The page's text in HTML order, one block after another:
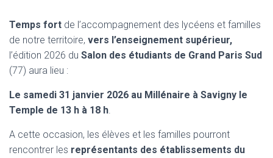
Temps fort de l’accompagnement des lycéens et familles
de notre territoire, vers l’enseignement supérieur,
l’édition 2026 du Salon des étudiants de Grand Paris Sud
(77) aura lieu :
Le samedi 31 janvier 2026 au Millénaire à Savigny le
Temple de 13 h à 18 h
A cette occasion, les élèves et les familles pourront
rencontrer les représentants des établissements du